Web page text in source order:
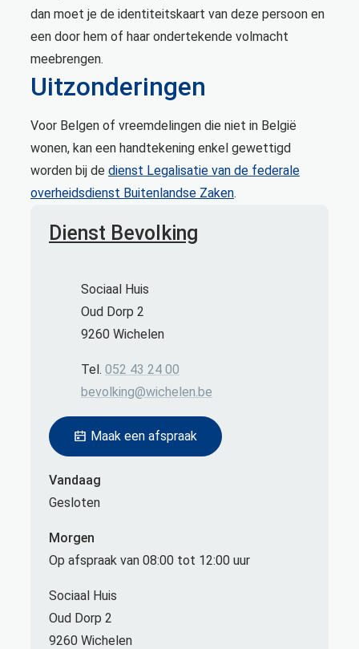
dan moet je de identiteitskaart van deze persoon en
een door hem of haar ondertekende volmacht
meebrengen.
Uitzonderingen
Voor Belgen of vreemdelingen die niet in België
wonen, kan een handtekening enkel gewettigd
worden bij de dienst Legalisatie van de federale
overheidsdienst Buitenlandse Zaken.
Contact
Dienst Bevolking
AdresSociaal Huis
Oud Dorp 2
,9260 Wichelen
052 43 24 00
E-mailbevolking@wichelen.be
Maak een afspraak
Vandaag
Gesloten
Morgen
Op afspraak van 08:00 tot 12:00 uur
Sociaal Huis
Oud Dorp 2
9260 Wichelen